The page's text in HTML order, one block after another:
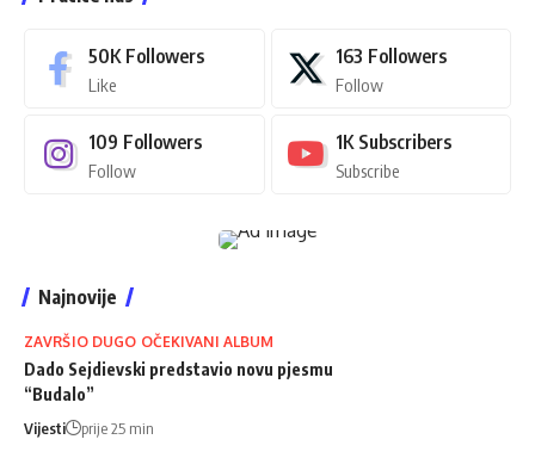
50K Followers
Like
163 Followers
Follow
109 Followers
Follow
1K Subscribers
Subscribe
Najnovije
ZAVRŠIO DUGO OČEKIVANI ALBUM
Dado Sejdievski predstavio novu pjesmu
“Budalo”
Vijesti prije 25 min